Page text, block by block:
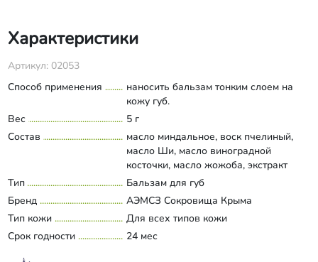
Характеристики
Артикул: 02053
Способ применения
наносить бальзам тонким слоем на
кожу губ.
Вес
5 г
Состав
масло миндальное, воск пчелиный,
масло Ши, масло виноградной
косточки, масло жожоба, экстракт
розмарина, экстракт лаванды, витамин
Е, эфирное масло мандарина,
парфюмерная композиция, ионол.
Развернуть состав
Тип
Бальзам для губ
Бренд
АЭМСЗ Сокровища Крыма
Тип кожи
Для всех типов кожи
Срок годности
24 мес